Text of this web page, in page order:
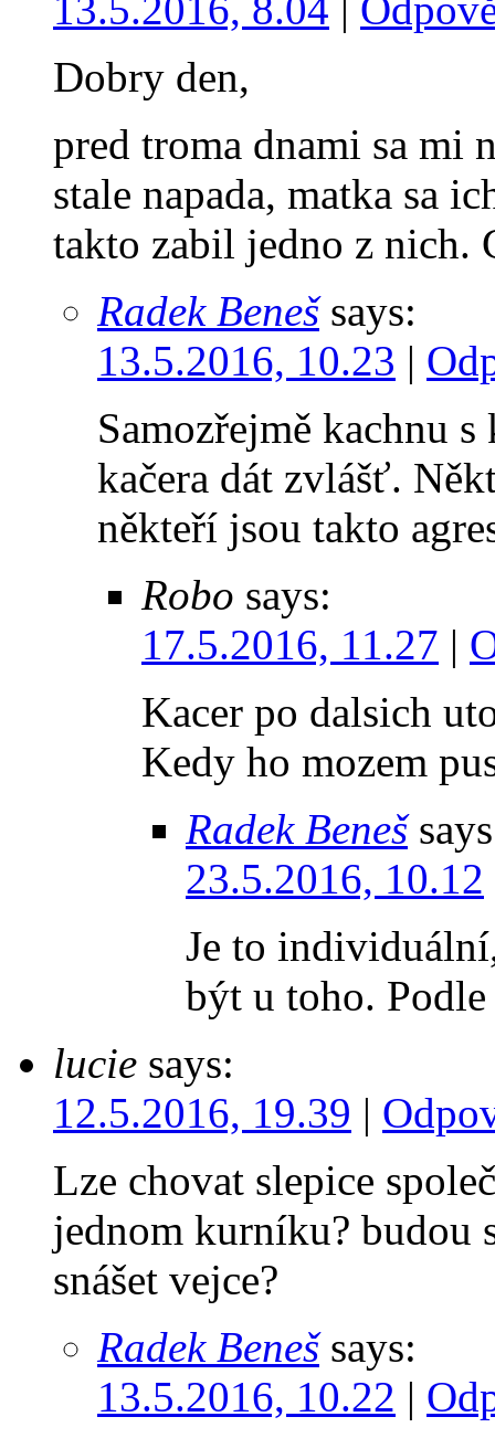
Dobry den,
pred troma dnami sa mi
stale napada, matka sa
takto zabil jedno z nich.
Radek Beneš says:
13.5.2016, 10.23 |
Samozřejmě kachnu
kačera dát zvlášť.
někteří jsou takto
Robo says:
17.5.2016, 11.27 |
Kacer po dalsich
Kedy ho mozem
Radek Beneš
23.5.2016, 10.12
Je to
být u toho.
lucie says:
12.5.2016, 19.39 |
Lze chovat slepice
jednom kurníku? budou
snášet vejce?
Radek Beneš says:
13.5.2016, 10.22 |